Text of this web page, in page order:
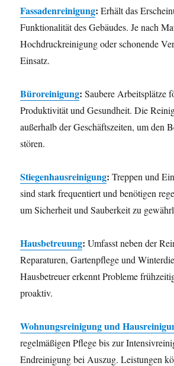
Fassadenreinigung: Erhält das
Funktionalität des Gebäudes. Je nach
Hochdruckreinigung oder schonende
Einsatz.
Büroreinigung: Saubere Arbeitsplätze
Produktivität und Gesundheit. Die
außerhalb der Geschäftszeiten, um den
stören.
Stiegenhausreinigung: Treppen und
sind stark frequentiert und benötigen
um Sicherheit und Sauberkeit zu
Hausbetreuung: Umfasst neben der
Reparaturen, Gartenpflege und
Hausbetreuer erkennt Probleme
proaktiv.
Wohnungsreinigung und
regelmäßigen Pflege bis zur
Endreinigung bei Auszug. Leistungen